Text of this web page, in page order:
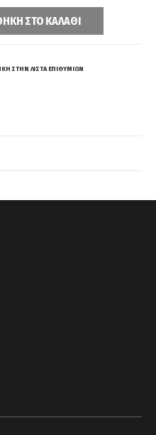
ΣΤΟ ΚΑΛΆΘΙ
ΣΤΗΝ ΛΊΣΤΑ ΕΠΙΘΥΜΙΏΝ